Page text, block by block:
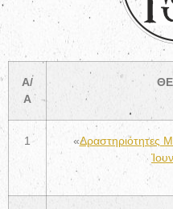
Α/
Α
1 «Δραστηριότητες